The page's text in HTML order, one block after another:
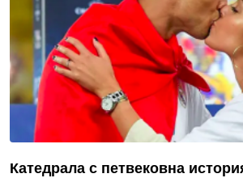
Катедрала с петвековна